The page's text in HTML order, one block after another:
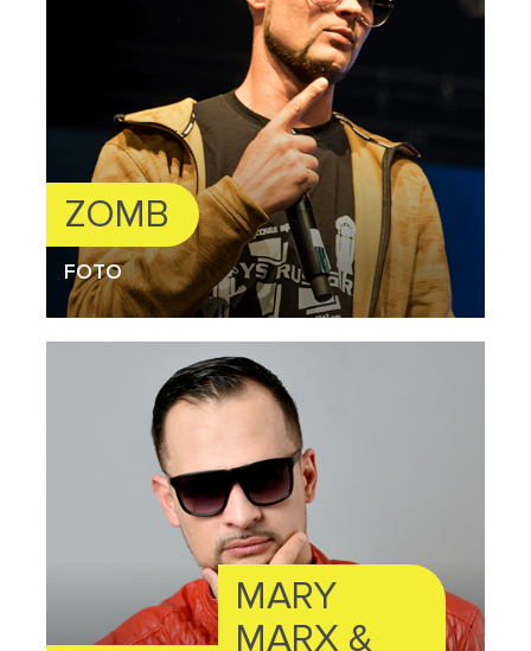
ZOMB
FOTO
MARY
MARX &